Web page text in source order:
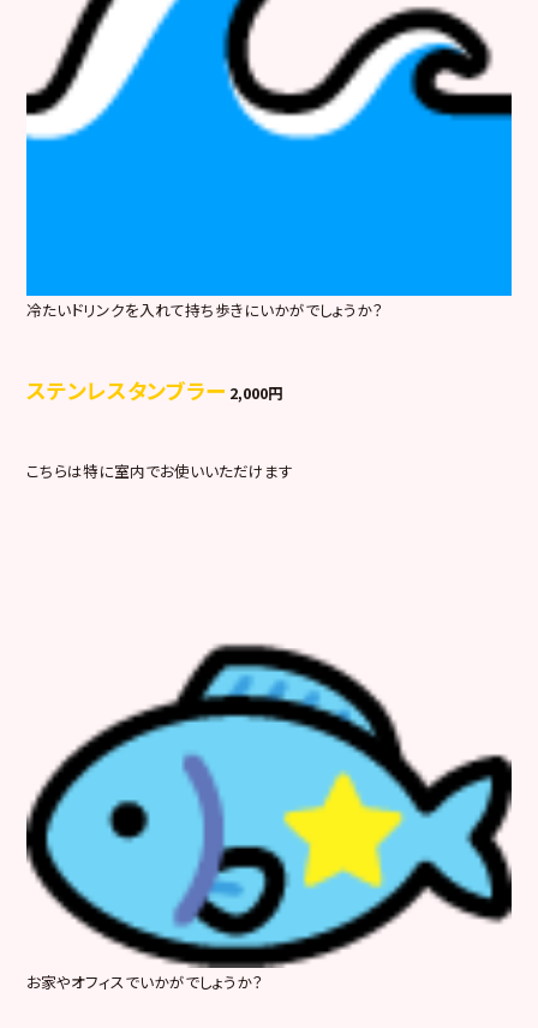
冷たいドリンクを入れて持ち歩きにいかがでしょうか？
ステンレスタンブラー 2,000円
こちらは特に室内でお使いいただけます
お家やオフィスでいかがでしょうか？